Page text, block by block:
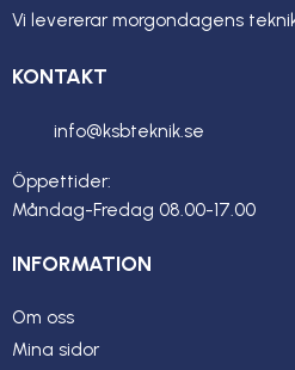
Vi levererar morgondagens
KONTAKT
info@ksbteknik.se
Öppettider:
Måndag-Fredag 08.00-17.00
INFORMATION
Om oss
Mina sidor